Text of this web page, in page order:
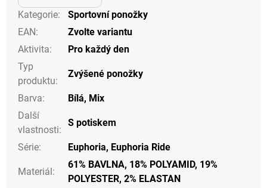
Kategorie:
Sportovní ponožky
EAN:
Zvolte variantu
Aktivita:
Pro každý den
Typ
produktu:
Zvýšené ponožky
Barva: Bílá, Mix
Další
vlastnosti:
S potiskem
Série: Euphoria, Euphoria Ride
Materiál:
61% BAVLNA, 18% POLYAMID, 19%
POLYESTER, 2% ELASTAN